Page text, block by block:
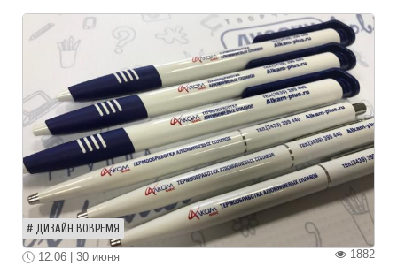
ДИЗАЙН ВОВРЕМЯ
1882
12:06 | 30 июня